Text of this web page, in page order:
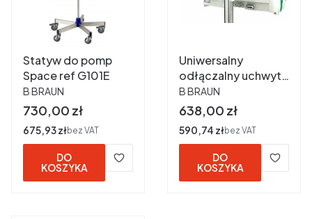
Statyw do pomp
Space ref G101E
PRODUCENT
B BRAUN
Cena
730,00 zł
Cena
675,93 złbez VAT
DO
KOSZYKA
Uniwersalny
odłączalny uchwyt
do przenoszenia
pompy Space ref
8713130
PRODUCENT
B BRAUN
Cena
638,00 zł
Cena
590,74 złbez VAT
DO
KOSZYKA